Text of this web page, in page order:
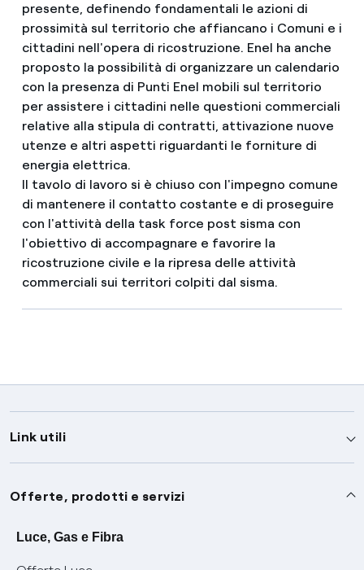
presente, definendo fondamentali le azioni di
prossimità sul territorio che affiancano i Comuni e i
cittadini nell'opera di ricostruzione. Enel ha anche
proposto la possibilità di organizzare un calendario
con la presenza di Punti Enel mobili sul territorio
per assistere i cittadini nelle questioni commerciali
relative alla stipula di contratti, attivazione nuove
utenze e altri aspetti riguardanti le forniture di
energia elettrica.
Il tavolo di lavoro si è chiuso con l'impegno comune
di mantenere il contatto costante e di proseguire
con l'attività della task force post sisma con
l'obiettivo di accompagnare e favorire la
ricostruzione civile e la ripresa delle attività
commerciali sui territori colpiti dal sisma.
Link utili
Assistenza
Avvisi
Servizi
Offerte, prodotti e servizi
Luce, Gas e Fibra